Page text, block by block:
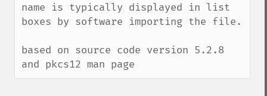
name is typically displayed in list
boxes by software importing the file.
based on source code version 5.2.8
and pkcs12 man page